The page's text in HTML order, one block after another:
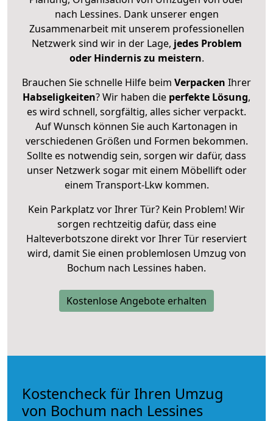
nach Lessines. Dank unserer engen
Zusammenarbeit mit unserem professionellen
Netzwerk sind wir in der Lage, jedes Problem
oder Hindernis zu meistern.
Brauchen Sie schnelle Hilfe beim Verpacken Ihrer
Habseligkeiten? Wir haben die perfekte Lösung,
es wird schnell, sorgfältig, alles sicher verpackt.
Auf Wunsch können Sie auch Kartonagen in
verschiedenen Größen und Formen bekommen.
Sollte es notwendig sein, sorgen wir dafür, dass
unser Netzwerk sogar mit einem Möbellift oder
einem Transport-Lkw kommen.
Kein Parkplatz vor Ihrer Tür? Kein Problem! Wir
sorgen rechtzeitig dafür, dass eine
Halteverbotszone direkt vor Ihrer Tür reserviert
wird, damit Sie einen problemlosen Umzug von
Bochum nach Lessines haben.
Kostenlose Angebote erhalten
Kostencheck für Ihren Umzug
von Bochum nach Lessines